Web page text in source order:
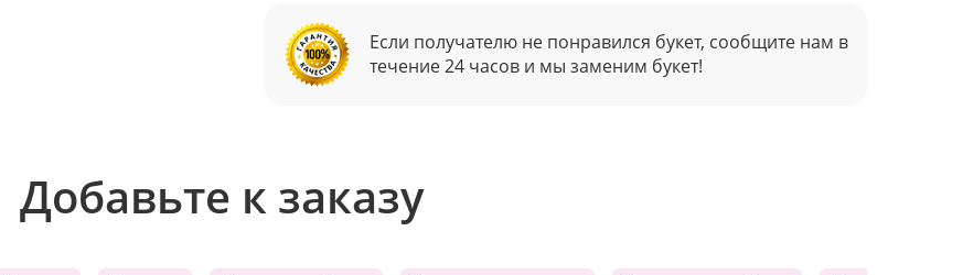
Если получателю не понравился букет, сообщите нам в
течение 24 часов и мы заменим букет!
Добавьте к заказу